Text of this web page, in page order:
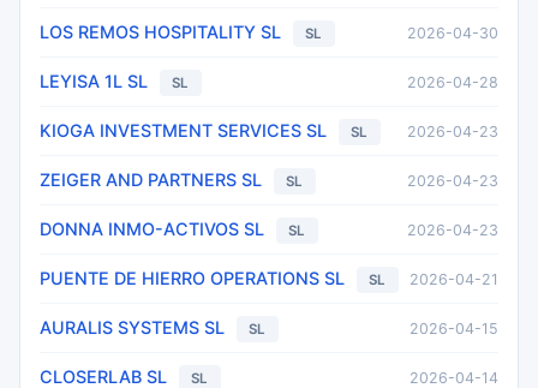
LOS REMOS HOSPITALITY SL SL 2026-04-30
LEYISA 1L SL SL 2026-04-28
KIOGA INVESTMENT SERVICES SL SL 2026-04-23
ZEIGER AND PARTNERS SL SL 2026-04-23
DONNA INMO-ACTIVOS SL SL 2026-04-23
PUENTE DE HIERRO OPERATIONS SL SL 2026-04-21
AURALIS SYSTEMS SL SL 2026-04-15
CLOSERLAB SL SL 2026-04-14